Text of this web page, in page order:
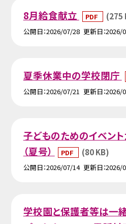
8月給食献立 PDF (275
公開日 2026/07/28 更新日 2026/
夏季休業中の学校閉庁
公開日 2026/07/21 更新日 2026/
子どものためのイベント
（夏号）
PDF (80 KB)
公開日 2026/07/14 更新日 2026/
学校園と保護者等は一